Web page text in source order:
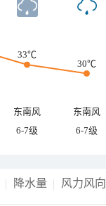
33℃
30℃
东南风
东南风
6-7级 6-7级
降水量 风力风向